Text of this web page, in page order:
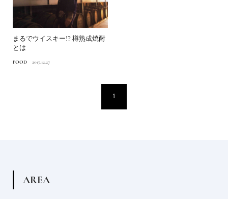
まるでウイスキー!? 樽熟成焼酎
とは
FOOD 2017.12.27
1
AREA